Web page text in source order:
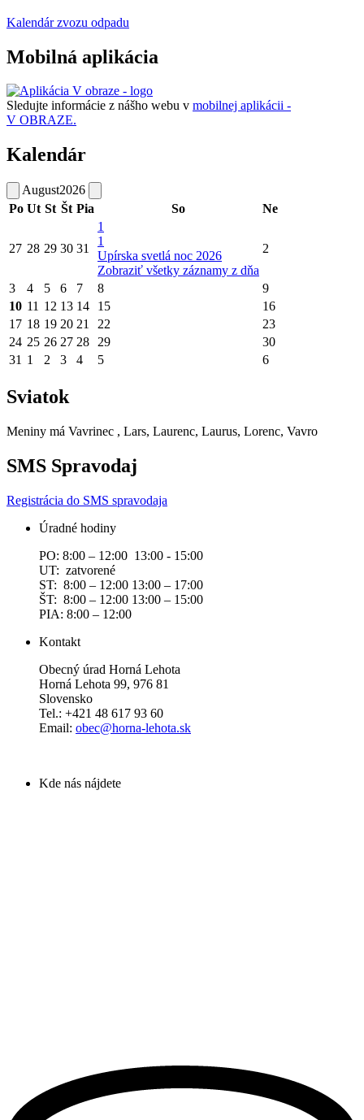
Kalendár zvozu odpadu
Mobilná aplikácia
Sledujte informácie z nášho webu v mobilnej aplikácii -
V OBRAZE.
Kalendár
August2026
Po Ut St Št Pia So Ne
27 28 29 30 31
1
1
Upírska svetlá noc 2026
Zobraziť všetky záznamy z dňa
2
3 4 5 6 7 8
9
10 11 12 13 14 15
16
17 18 19 20 21 22
23
24 25 26 27 28 29
30
31 1 2 3 4 5 6
Sviatok
Meniny má Vavrinec , Lars, Laurenc, Laurus, Lorenc, Vavro
SMS Spravodaj
Registrácia do SMS spravodaja
Úradné hodiny
PO: 8:00 – 12:00 13:00 - 15:00
UT: zatvorené
ST: 8:00 – 12:00 13:00 – 17:00
ŠT: 8:00 – 12:00 13:00 – 15:00
PIA: 8:00 – 12:00
Kontakt
Obecný úrad Horná Lehota
Horná Lehota 99, 976 81
Slovensko
Tel.: +421 48 617 93 60
Email: obec@horna-lehota.sk
Kde nás nájdete